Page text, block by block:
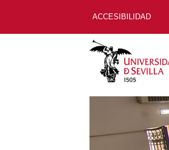
ACCESIBILIDAD